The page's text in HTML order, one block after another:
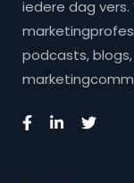
iedere dag
podcasts,